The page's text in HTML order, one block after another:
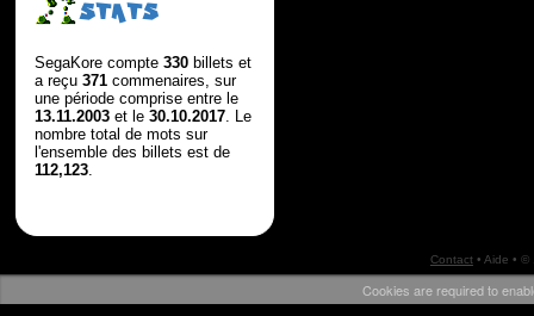
STATS
SegaKore compte 330billets et
a reçu 371commenaires, sur
une période comprise entre le
13.11.2003et le 30.10.2017. Le
nombre total de mots sur
l'ensemble des billets est de
112,123.
Contact• Aide • ©
Cookies are required to